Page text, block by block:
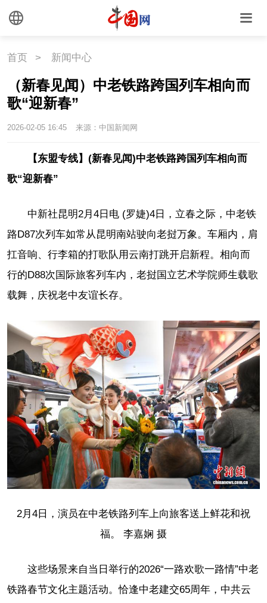
首页 > 新闻中心
（新春见闻）中老铁路跨国列车相向而
歌“迎新春”
2026-02-05 16:45 来源：中国新闻网
【东盟专线】(新春见闻)中老铁路跨国列车相向而
歌“迎新春”
中新社昆明2月4日电 (罗婕)4日，立春之际，中老铁
路D87次列车如常从昆明南站驶向老挝万象。车厢内，肩
扛音响、行李箱的打歌队用云南打跳开启新程。相向而
行的D88次国际旅客列车内，老挝国立艺术学院师生载歌
载舞，庆祝老中友谊长存。
2月4日，演员在中老铁路列车上向旅客送上鲜花和祝
福。 李嘉娴 摄
这些场景来自当日举行的2026“一路欢歌一路情”中老
铁路春节文化主题活动。恰逢中老建交65周年，中共云